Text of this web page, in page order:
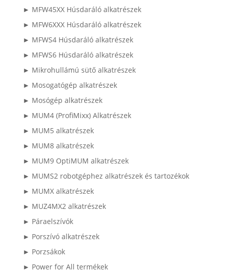
► MFW45XX Húsdaráló alkatrészek
► MFW6XXX Húsdaráló alkatrészek
► MFWS4 Húsdaráló alkatrészek
► MFWS6 Húsdaráló alkatrészek
► Mikrohullámú sütő alkatrészek
► Mosogatógép alkatrészek
► Mosógép alkatrészek
► MUM4 (ProfiMixx) Alkatrészek
► MUM5 alkatrészek
► MUM8 alkatrészek
► MUM9 OptiMUM alkatrészek
► MUMS2 robotgéphez alkatrészek és tartozékok
► MUMX alkatrészek
► MUZ4MX2 alkatrészek
► Páraelszívók
► Porszívó alkatrészek
► Porzsákok
► Power for All termékek